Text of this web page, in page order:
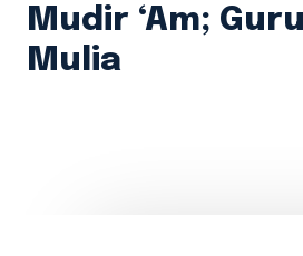
Mudir ‘Am;
Mulia